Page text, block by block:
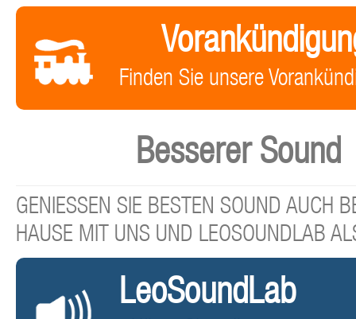
Finden Sie unsere
Besserer Sound
GENIESSEN SIE BESTEN SOUND AUCH
HAUSE MIT UNS UND LEOSOUNDLAB
LeoSoundLab